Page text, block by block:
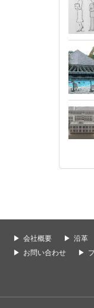
会社概要 沿革
お問い合わせ